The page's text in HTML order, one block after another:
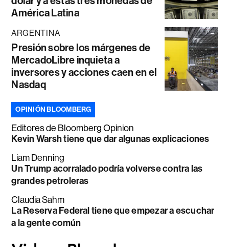
América Latina
ARGENTINA
Presión sobre los márgenes de
MercadoLibre inquieta a
inversores y acciones caen en el
Nasdaq
OPINIÓN BLOOMBERG
Editores de Bloomberg Opinion
Kevin Warsh tiene que dar algunas explicaciones
Liam Denning
Un Trump acorralado podría volverse contra las
grandes petroleras
Claudia Sahm
La Reserva Federal tiene que empezar a escuchar
a la gente común